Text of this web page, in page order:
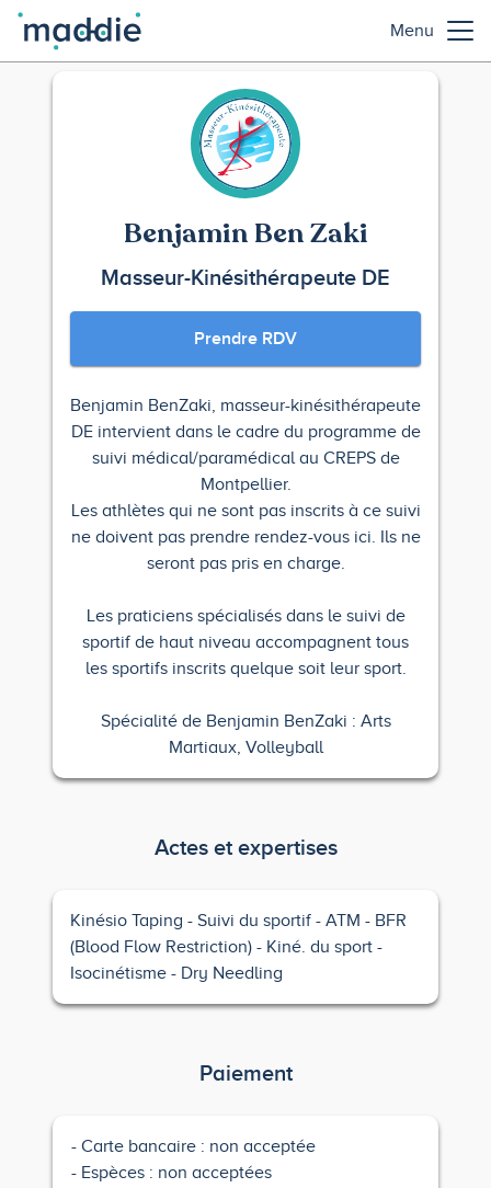
Menu
Benjamin Ben Zaki
Masseur-Kinésithérapeute DE
Prendre RDV
Benjamin BenZaki, masseur-kinésithérapeute
DE intervient dans le cadre du programme de
suivi médical/paramédical au CREPS de
Montpellier.
Les athlètes qui ne sont pas inscrits à ce suivi
ne doivent pas prendre rendez-vous ici. Ils ne
seront pas pris en charge.
Les praticiens spécialisés dans le suivi de
sportif de haut niveau accompagnent tous
les sportifs inscrits quelque soit leur sport.
Spécialité de Benjamin BenZaki : Arts
Martiaux, Volleyball
Actes et expertises
Kinésio Taping Suivi du sportif ATM
BFR
(Blood Flow Restriction)
Kiné. du sport
Isocinétisme
Dry Needling
Paiement
Carte bancaire : non acceptée
Espèces : non acceptées